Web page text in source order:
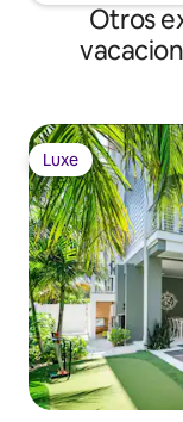
Otros
Luxe
Luxe